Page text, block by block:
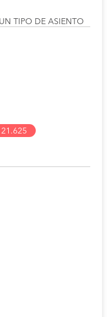
TIPO DE ASIENTO
21.625